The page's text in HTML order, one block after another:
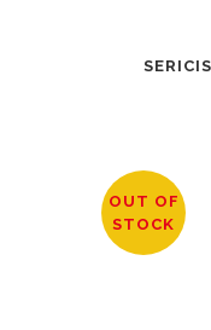
OUT OF
STOCK